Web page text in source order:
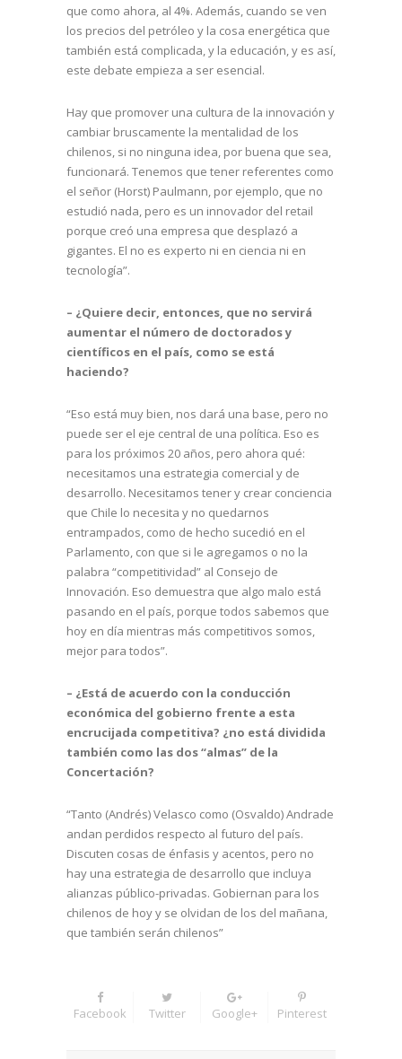
que como ahora, al 4%. Además, cuando se ven
los precios del petróleo y la cosa energética que
también está complicada, y la educación, y es así,
este debate empieza a ser esencial.
Hay que promover una cultura de la innovación y
cambiar bruscamente la mentalidad de los
chilenos, si no ninguna idea, por buena que sea,
funcionará. Tenemos que tener referentes como
el señor (Horst) Paulmann, por ejemplo, que no
estudió nada, pero es un innovador del retail
porque creó una empresa que desplazó a
gigantes. El no es experto ni en ciencia ni en
tecnología”.
– ¿Quiere decir, entonces, que no servirá
aumentar el número de doctorados y
científicos en el país, como se está
haciendo?
“Eso está muy bien, nos dará una base, pero no
puede ser el eje central de una política. Eso es
para los próximos 20 años, pero ahora qué:
necesitamos una estrategia comercial y de
desarrollo. Necesitamos tener y crear conciencia
que Chile lo necesita y no quedarnos
entrampados, como de hecho sucedió en el
Parlamento, con que si le agregamos o no la
palabra “competitividad” al Consejo de
Innovación. Eso demuestra que algo malo está
pasando en el país, porque todos sabemos que
hoy en día mientras más competitivos somos,
mejor para todos”.
– ¿Está de acuerdo con la conducción
económica del gobierno frente a esta
encrucijada competitiva? ¿no está dividida
también como las dos “almas” de la
Concertación?
“Tanto (Andrés) Velasco como (Osvaldo) Andrade
andan perdidos respecto al futuro del país.
Discuten cosas de énfasis y acentos, pero no
hay una estrategia de desarrollo que incluya
alianzas público-privadas. Gobiernan para los
chilenos de hoy y se olvidan de los del mañana,
que también serán chilenos”
Facebook Twitter Google+ Pinterest